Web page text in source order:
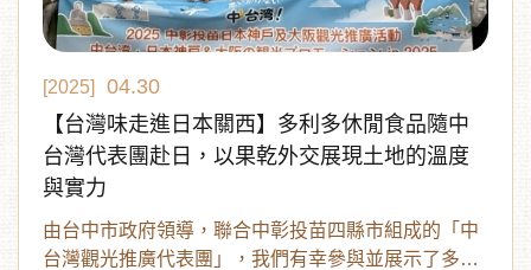
[2025]
04.30
【台灣味走進日本關西】多利多休閒食品隨中
台灣代表團赴日，以果乾外交展現土地的溫度
與實力
由台中市政府領導，聯合中彰投苗四縣市組成的「中
台灣觀光推廣代表團」，我們有幸參與並展示了多款